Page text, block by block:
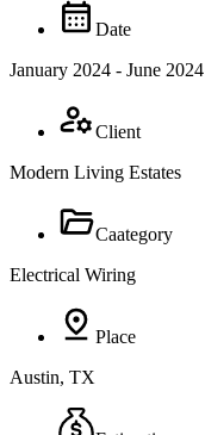
Date
January 2024 - June 2024
Client
Modern Living Estates
Caategory
Electrical Wiring
Place
Austin, TX